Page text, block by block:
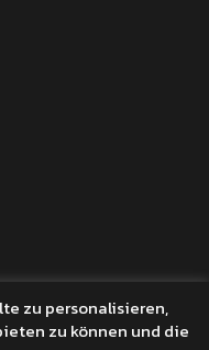
zu personalisieren,
zu können und die